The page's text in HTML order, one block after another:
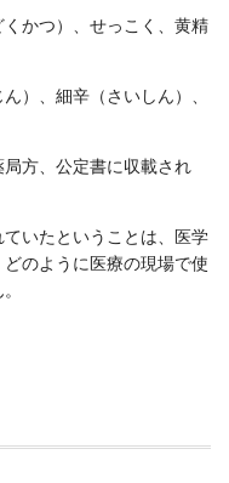
かつ）、せっこく、黄精
）、細辛（さいしん）、
方、公定書に収載され
いたということは、医学
のように医療の現場で使